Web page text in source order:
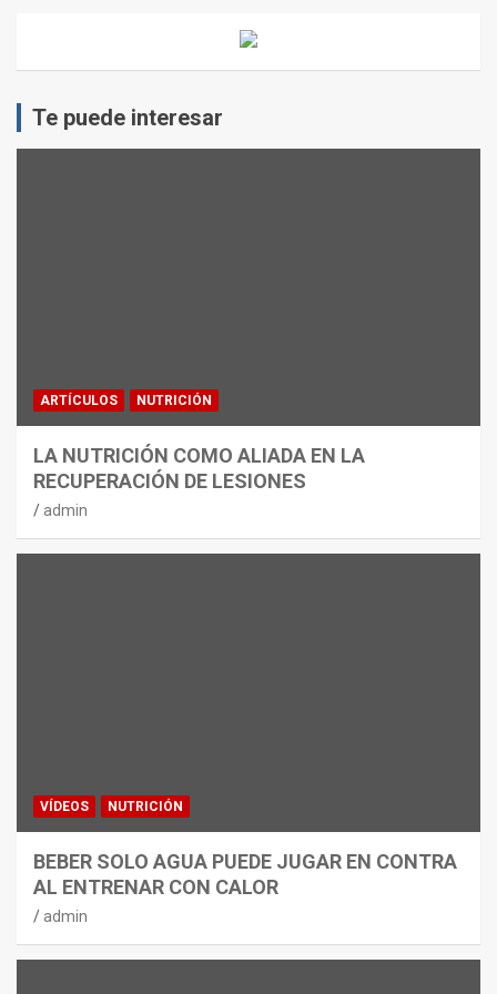
Te puede interesar
ARTÍCULOS NUTRICIÓN
LA NUTRICIÓN COMO ALIADA EN LA
RECUPERACIÓN DE LESIONES
admin
VÍDEOS NUTRICIÓN
BEBER SOLO AGUA PUEDE JUGAR EN CONTRA
AL ENTRENAR CON CALOR
admin